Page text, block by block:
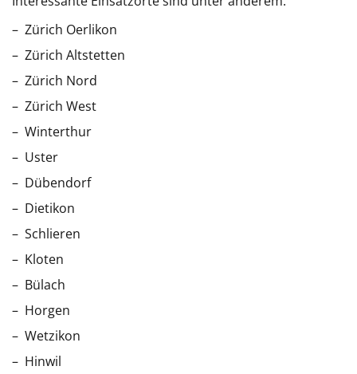
Zürich Oerlikon
Zürich Altstetten
Zürich Nord
Zürich West
Winterthur
Uster
Dübendorf
Dietikon
Schlieren
Kloten
Bülach
Horgen
Wetzikon
Hinwil